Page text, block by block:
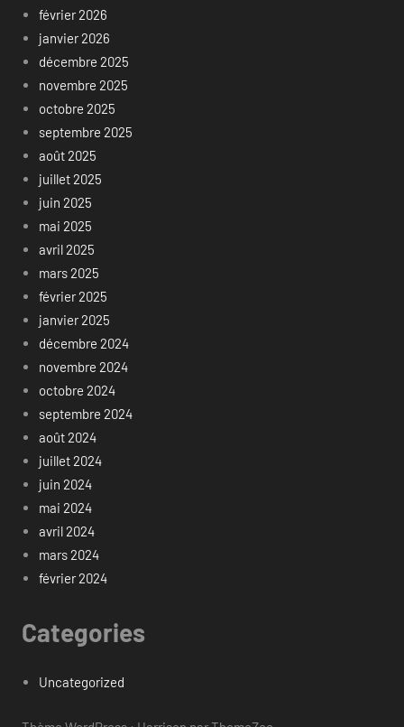
février 2026
janvier 2026
décembre 2025
novembre 2025
octobre 2025
septembre 2025
août 2025
juillet 2025
juin 2025
mai 2025
avril 2025
mars 2025
février 2025
janvier 2025
décembre 2024
novembre 2024
octobre 2024
septembre 2024
août 2024
juillet 2024
juin 2024
mai 2024
avril 2024
mars 2024
février 2024
Categories
Uncategorized